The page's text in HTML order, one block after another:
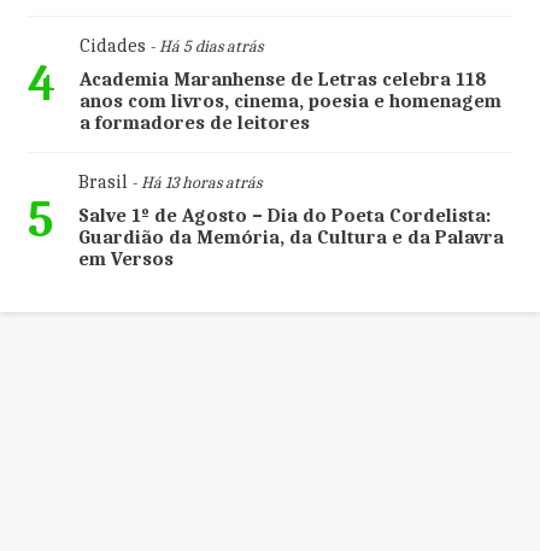
4
Cidades - Há 5 dias atrás
Academia Maranhense de Letras celebra 118
anos com livros, cinema, poesia e homenagem
a formadores de leitores
5
Brasil- Há 13 horas atrás
Salve 1º de Agosto – Dia do Poeta Cordelista:
Guardião da Memória, da Cultura e da Palavra
em Versos